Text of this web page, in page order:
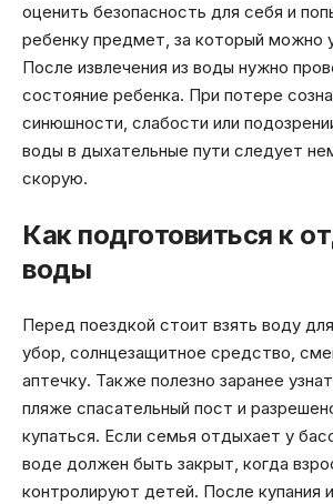
оценить безопасность для себя и
ребенку предмет, за который можно
После извлечения из воды нужно
состояние ребенка. При потере
синюшности, слабости или
воды в дыхательные пути следует
скорую.
Как подготовиться к
воды
Перед поездкой стоит взять воду
убор, солнцезащитное средство,
аптечку. Также полезно заранее
пляже спасательный пост и
купаться. Если семья отдыхает у
воде должен быть закрыт, когда
контролируют детей. После купания